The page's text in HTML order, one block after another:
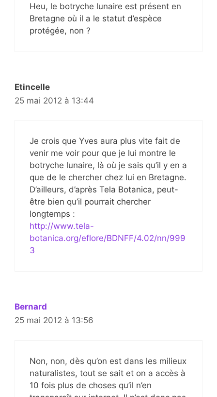
Heu, le botryche lunaire est présent en
Bretagne où il a le statut d’espèce
protégée, non ?
Etincelle
25 mai 2012 à 13:44
Je crois que Yves aura plus vite fait de
venir me voir pour que je lui montre le
botryche lunaire, là où je sais qu’il y en a
que de le chercher chez lui en Bretagne.
D’ailleurs, d’après Tela Botanica, peut-
être bien qu’il pourrait chercher
longtemps :
http://www.tela-
botanica.org/eflore/BDNFF/4.02/nn/999
3
Bernard
25 mai 2012 à 13:56
Non, non, dès qu’on est dans les milieux
naturalistes, tout se sait et on a accès à
10 fois plus de choses qu’il n’en